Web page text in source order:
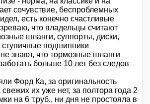
сочувствие, беспроблемных
есть конечно счастливые
что владельцы считают
шланги, суппорты, диски,
подшипники
знают, что тормозные шланги
больше 10 лет без следов
Форд Ка, за оригинальность
их уже нет, за полтора года 2
на 6 т.руб., ни дня не простояла в